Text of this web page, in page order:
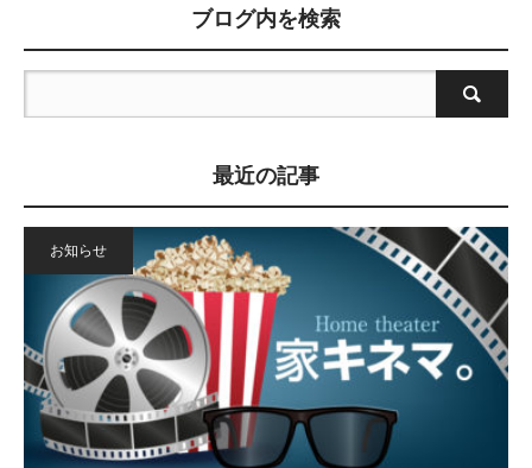
ブログ内を検索
最近の記事
お知らせ